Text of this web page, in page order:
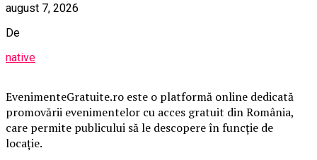
august 7, 2026
De
native
EvenimenteGratuite.ro este o platformă online dedicată
promovării evenimentelor cu acces gratuit din România,
care permite publicului să le descopere în funcție de
locație.